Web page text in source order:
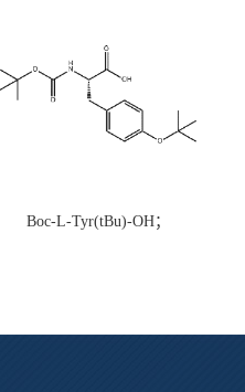
Boc-L-Tyr(tBu)-OH；